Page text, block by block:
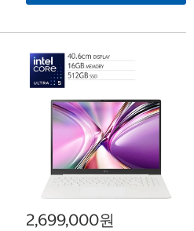
2,699,000원